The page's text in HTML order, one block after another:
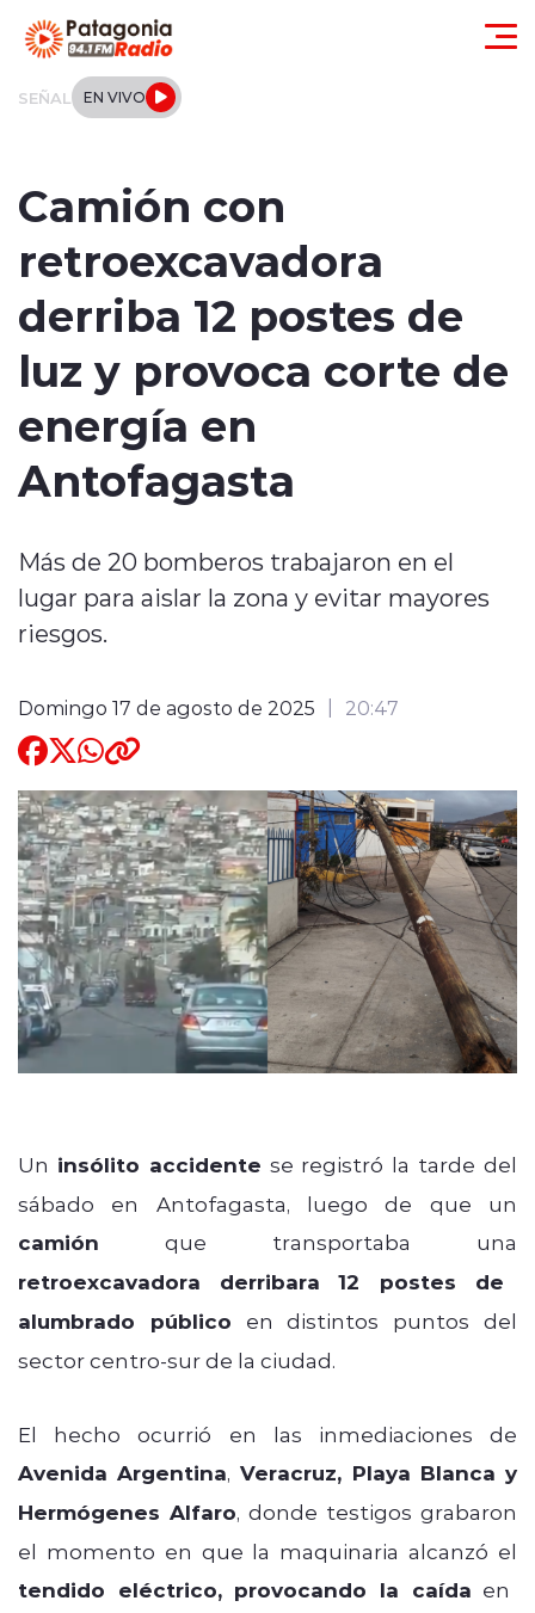
SEÑAL EN VIVO
Local
Internacional
Deportes
Quienes Somos
Camión con
retroexcavadora
derriba 12 postes de
luz y provoca corte de
energía en
Antofagasta
Más de 20 bomberos trabajaron en el
lugar para aislar la zona y evitar mayores
riesgos.
Domingo 17 de agosto de 2025 20:47
Un insólito accidente se registró la tarde del
sábado en Antofagasta, luego de que un
camión que transportaba una
retroexcavadora derribara
12 postes de
alumbrado público en distintos puntos del
sector centro-sur de la ciudad.
El hecho ocurrió en las inmediaciones de
Avenida Argentina, Veracruz, Playa Blanca y
Hermógenes Alfaro, donde testigos grabaron
el momento en que la maquinaria alcanzó el
tendido eléctrico, provocando la caída en